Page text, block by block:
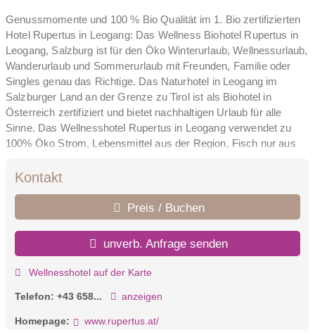
Genussmomente und 100 % Bio Qualität im 1. Bio zertifizierten
Hotel Rupertus in Leogang: Das Wellness Biohotel Rupertus in
Leogang, Salzburg ist für den Öko Winterurlaub, Wellnessurlaub,
Wanderurlaub und Sommerurlaub mit Freunden, Familie oder
Singles genau das Richtige. Das Naturhotel in Leogang im
Salzburger Land an der Grenze zu Tirol ist als Biohotel in
Österreich zertifiziert und bietet nachhaltigen Urlaub für alle
Sinne. Das Wellnesshotel Rupertus in Leogang verwendet zu
100% Öko Strom, Lebensmittel aus der Region, Fisch nur aus
ohne Gentechnik, ohne Farbstoffe und ohne Tierversuche. Für
Viele der Gerichte im Restaurant mit Bio Küche, und Drinks in
der GreenBar werden mit Kräutern aus dem Bio Garten
zubereitet und sind 100 % Echt und Bio. Jetzt Öko Urlaub für
den Winter oder Sommer im Hotel Rupertus Leogang im
Salzburg Land anfragen oder gleich buchen.
Kontakt
Preis / Buchen
unverb. Anfrage senden
Wellnesshotel auf der Karte
Telefon: +43 658... anzeigen
Homepage: www.rupertus.at/